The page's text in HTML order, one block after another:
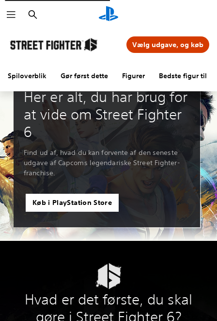
Søg
Spiloverblik Gør først dette Figurer Bedste figur til
Vælg udgave, og køb
Her er alt, du har brug for
at vide om Street Fighter
6
Find ud af, hvad du kan forvente af den seneste
udgave af Capcoms legendariske Street Fighter-
franchise.
Køb i PlayStation Store
Hvad er det første, du skal
gøre i Street Fighter 6?